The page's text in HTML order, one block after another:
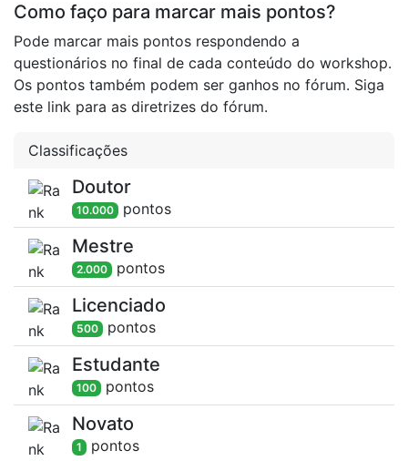
Como faço para marcar mais pontos?
Pode marcar mais pontos respondendo a
questionários no final de cada conteúdo do workshop.
Os pontos também podem ser ganhos no fórum. Siga
este link para as diretrizes do fórum.
Classificações
Doutor
10.000 pontos
Mestre
2.000 pontos
Licenciado
500 pontos
Estudante
100 pontos
Novato
1 pontos